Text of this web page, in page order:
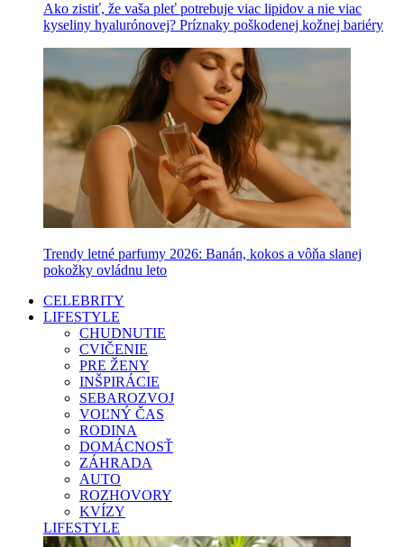
Ako zistiť, že vaša pleť potrebuje viac lipidov a nie viac
kyseliny hyalurónovej? Príznaky poškodenej kožnej bariéry
Trendy letné parfumy 2026: Banán, kokos a vôňa slanej
pokožky ovládnu leto
CELEBRITY
LIFESTYLE
CHUDNUTIE
CVIČENIE
PRE ŽENY
INŠPIRÁCIE
SEBAROZVOJ
VOĽNÝ ČAS
RODINA
DOMÁCNOSŤ
ZÁHRADA
AUTO
ROZHOVORY
KVÍZY
LIFESTYLE